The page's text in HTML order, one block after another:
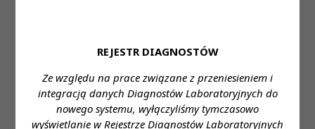
REJESTR DIAGNOSTÓW
Ze względu na prace związane z przeniesieniem i
integracją danych Diagnostów Laboratoryjnych do
nowego systemu, wyłączyliśmy tymczasowo
wyświetlanie w Rejestrze Diagnostów Laboratoryjnych
w sprawie stwierdzenia utraty
prawa wykonywania zawodu
diagnosty laboratoryjnego i
skreślenia z rejestru
diagnostów laboratoryjnych
Kadencja
tryb